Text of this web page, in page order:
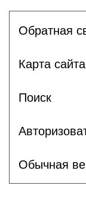
Обратная
Карта сайта
Поиск
Обычная